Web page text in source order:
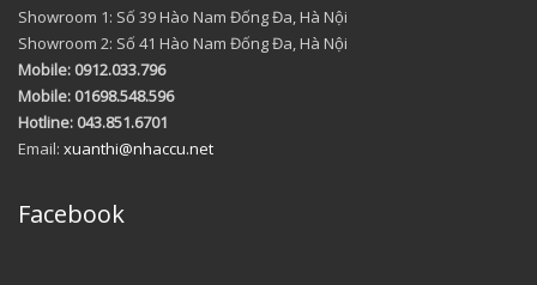
Showroom 1: Số 39 Hào Nam Đống Đa, Hà Nội
Showroom 2: Số 41 Hào Nam Đống Đa, Hà Nội
Mobile: 0912.033.796
Mobile: 01698.548.596
Hotline: 043.851.6701
Email: xuanthi@nhaccu.net
Facebook